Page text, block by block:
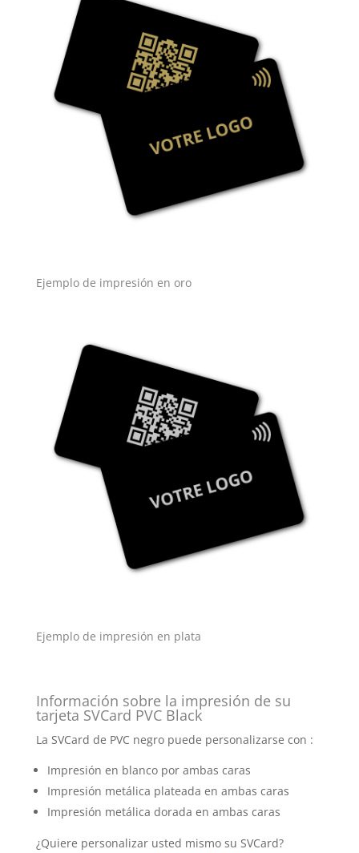
Ejemplo de impresión en oro
Ejemplo de impresión en plata
Información sobre la impresión de su
tarjeta SVCard PVC Black
La SVCard de PVC negro puede personalizarse con :
Impresión en blanco por ambas caras
Impresión metálica plateada en ambas caras
Impresión metálica dorada en ambas caras
¿Quiere personalizar usted mismo su SVCard?